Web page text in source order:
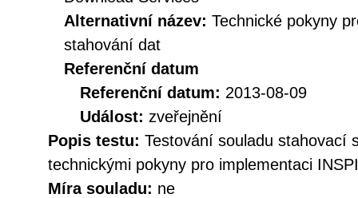
Alternativní název: Technické pokyny
stahování dat
Referenční datum
Referenční datum: 2013-08-09
Událost: zveřejnění
Popis testu: Testování souladu stahovací
technickými pokyny pro implementaci
Míra souladu: ne